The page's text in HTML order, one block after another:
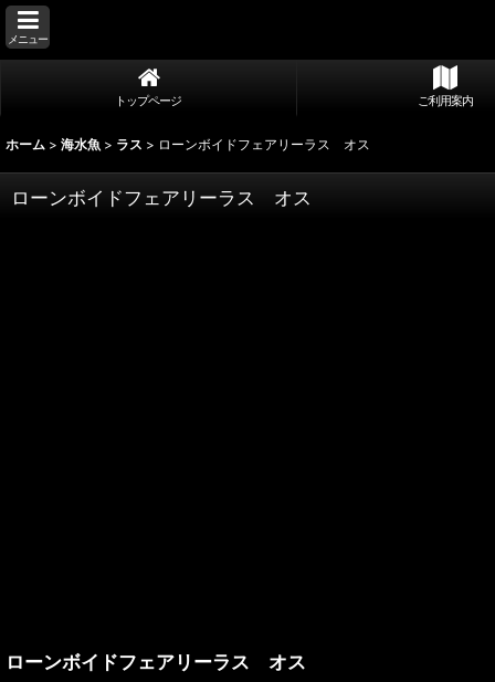
メニュー
トップページ ご利用案内
ホーム > 海水魚 > ラス > ローンボイドフェアリーラス オス
ローンボイドフェアリーラス オス
ローンボイドフェアリーラス オス